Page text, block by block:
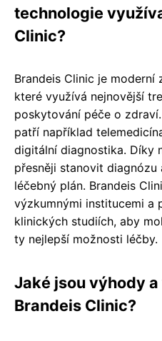
technologie
Clinic?
Brandeis Clinic je moderní
které využívá nejnovější
poskytování péče o
patří například
digitální diagnostika. Díky
přesněji stanovit
léčebný plán. Brandeis
výzkumnými institucemi a
klinických studiích, aby
ty nejlepší možnosti léčby.
Jaké jsou výhody
Brandeis Clinic?